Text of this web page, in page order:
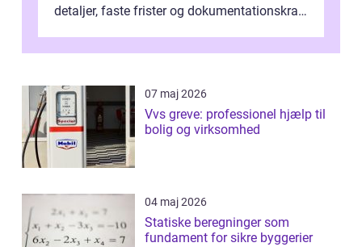
detaljer, faste frister og dokumentationskrav,
07 maj 2026
Vvs greve: professionel hjælp til
bolig og virksomhed
04 maj 2026
Statiske beregninger som
fundament for sikre byggerier